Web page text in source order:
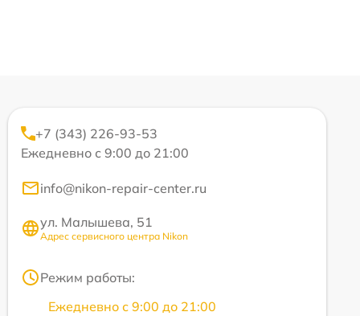
+7 (343) 226-93-53
Ежедневно с 9:00 до 21:00
info@nikon-repair-center.ru
ул. Малышева, 51
Адрес сервисного центра Nikon
Режим работы:
Ежедневно с 9:00 до 21:00